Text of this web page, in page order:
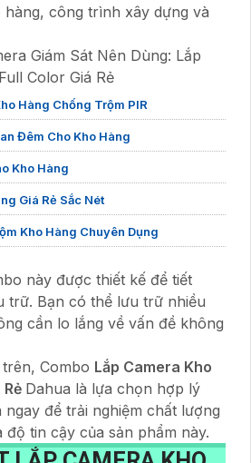
công trình xây dựng và
Giám Sát Nên Dùng: Lắp
Color Giá Rẻ
Hàng Chống Trộm PIR
Đêm Cho Kho Hàng
Kho Hàng
Giá Rẻ Sắc Nét
Kho Hàng Chuyên Dụng
này được thiết kế để tiết
trữ. Bạn có thể lưu trữ nhiều
cần lo lắng về vấn đề không
Combo Lắp Camera Kho
Dahua là lựa chọn hợp lý
để trải nghiệm chất lượng
tin cậy của sản phẩm này.